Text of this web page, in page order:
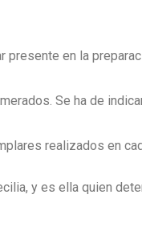
en la
Se ha de
realizados en
y es ella quien